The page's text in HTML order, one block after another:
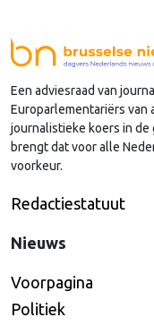
Een adviesraad van
Europarlementariërs
journalistieke koers in
brengt dat voor alle
voorkeur.
Redactiestatuut
Nieuws
Voorpagina
Politiek